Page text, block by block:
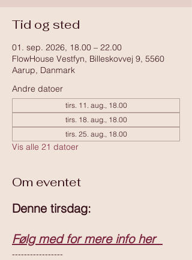
Tid og sted
01. sep. 2026, 18.00 – 22.00
FlowHouse Vestfyn, Billeskovvej 9, 5560
Aarup, Danmark
Andre datoer
tirs. 11. aug., 18.00
tirs. 18. aug., 18.00
tirs. 25. aug., 18.00
Vis alle 21 datoer
Om eventet
Denne tirsdag:
Følg med for mere info her
-----------------